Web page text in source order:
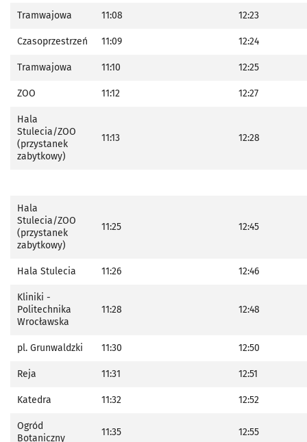
Tramwajowa 11:08 12:23
Czasoprzestrzeń 11:09 12:24
Tramwajowa 11:10 12:25
ZOO 11:12 12:27
Hala
Stulecia/ZOO
(przystanek
zabytkowy)
11:13 12:28
Hala
Stulecia/ZOO
(przystanek
zabytkowy)
11:25 12:45
Hala Stulecia 11:26 12:46
Kliniki -
Politechnika
Wrocławska
11:28 12:48
pl. Grunwaldzki 11:30 12:50
Reja 11:31 12:51
Katedra 11:32 12:52
Ogród
Botaniczny
11:35 12:55